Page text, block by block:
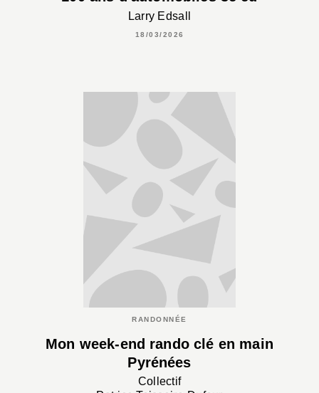
Larry Edsall
18/03/2026
RANDONNÉE
Mon week-end rando clé en main
Pyrénées
Collectif